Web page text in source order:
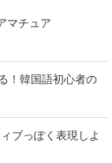
マチュア
！韓国語初心者の
ブっぽく表現しよ